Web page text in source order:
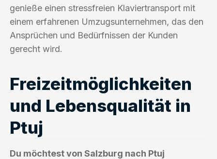
genieße einen stressfreien Klaviertransport mit
einem erfahrenen Umzugsunternehmen, das den
Ansprüchen und Bedürfnissen der Kunden
gerecht wird.
Freizeitmöglichkeiten
und Lebensqualität in
Ptuj
Du möchtest von Salzburg nach Ptuj